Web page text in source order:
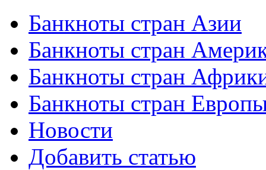
Банкноты стран Азии
Банкноты стран
Банкноты стран
Банкноты стран
Новости
Добавить статью